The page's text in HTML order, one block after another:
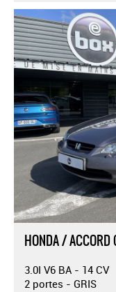
HONDA / ACCORD
3.0I V6 BA - 14 CV
2 portes - GRIS